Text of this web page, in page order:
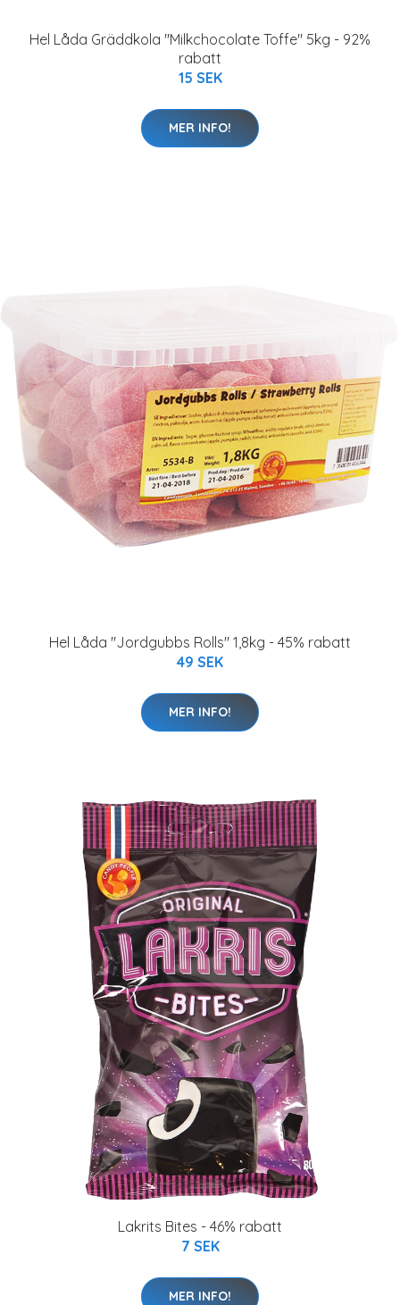
Hel Låda Gräddkola "Milkchocolate Toffe" 5kg - 92%
rabatt
15 SEK
MER INFO!
Hel Låda "Jordgubbs Rolls" 1,8kg - 45% rabatt
49 SEK
MER INFO!
Lakrits Bites - 46% rabatt
7 SEK
MER INFO!